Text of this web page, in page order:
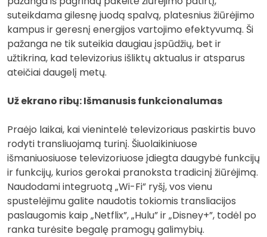
suteikdama gilesnę juodą spalvą, platesnius žiūrėjimo
kampus ir geresnį energijos vartojimo efektyvumą. Ši
pažanga ne tik suteikia daugiau įspūdžių, bet ir
užtikrina, kad televizorius išliktų aktualus ir atsparus
ateičiai daugelį metų.
Už ekrano ribų: Išmanusis funkcionalumas
Praėjo laikai, kai vienintelė televizoriaus paskirtis buvo
rodyti transliuojamą turinį. Šiuolaikiniuose
išmaniuosiuose televizoriuose įdiegta daugybė funkcijų
ir funkcijų, kurios gerokai pranoksta tradicinį žiūrėjimą.
Naudodami integruotą „Wi-Fi” ryšį, vos vienu
spustelėjimu galite naudotis tokiomis transliacijos
paslaugomis kaip „Netflix”, „Hulu” ir „Disney+”, todėl po
ranka turėsite begalę pramogų galimybių.